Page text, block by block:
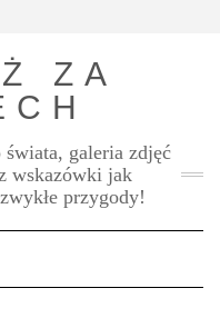
ZA
świata, galeria zdjęć
wskazówki jak
przygody!
Navigation